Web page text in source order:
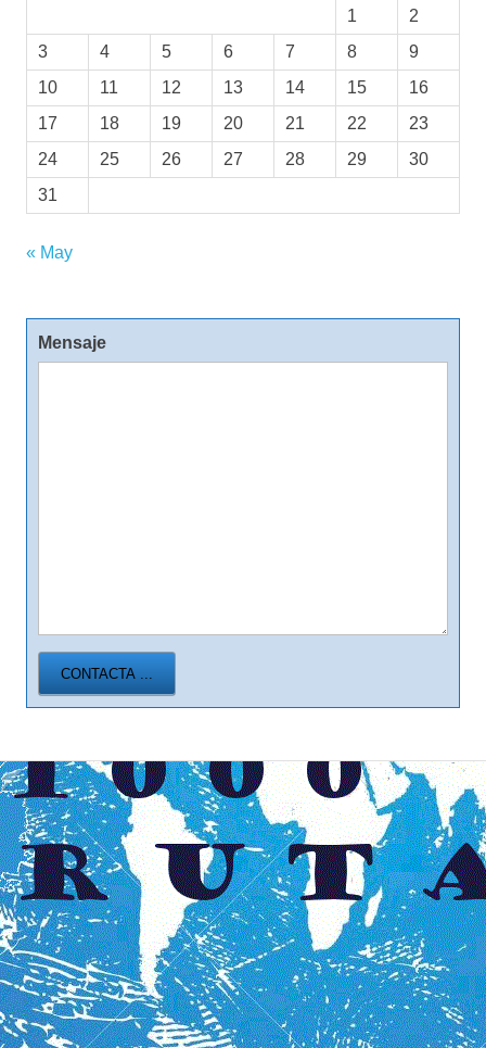
1
2
3
4 5 6 7 8
9
10
11 12 13 14 15
16
17
18 19 20 21 22
23
24
25 26 27 28 29
30
31
« May
Mensaje
CONTACTA ...